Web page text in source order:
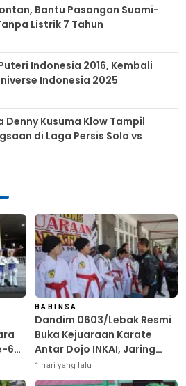
Bantu Pasangan Suami-
Listrik 7 Tahun
Indonesia 2016, Kembali
Indonesia 2025
Kusuma Klow Tampil
di Laga Persis Solo vs
69
BABINSA
Dandim 0603/Lebak Resmi
Buka Kejuaraan Karate
Antar Dojo INKAI, Jaring
Bibit Atlet Unggul Sambut
HUT ke-81 RI
1 hari yang lalu